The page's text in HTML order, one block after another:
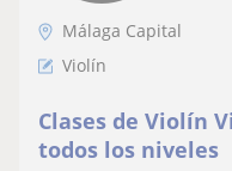
Málaga Capital
Violín
Clases de Violín
todos los niveles